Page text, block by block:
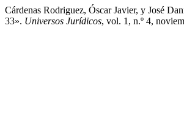
Cárdenas Rodriguez, Óscar Javier, y
33». Universos Jurídicos, vol. 1, n.º 4,